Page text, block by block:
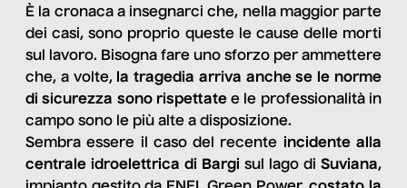
È la cronaca a insegnarci che, nella maggior parte
dei casi, sono proprio queste le cause delle morti
sul lavoro. Bisogna fare uno sforzo per ammettere
che, a volte, la tragedia arriva anche se le norme
di sicurezza sono rispettatee le professionalità in
campo sono le più alte a disposizione.
Sembra essere il caso del recente incidente alla
centrale idroelettrica di Bargi sul lago di Suviana,